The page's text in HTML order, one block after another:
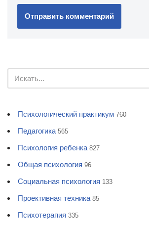
Психологический практикум 760
Педагогика 565
Психология ребенка 827
Общая психология 96
Социальная психология 133
Проективная техника 85
Психотерапия 335